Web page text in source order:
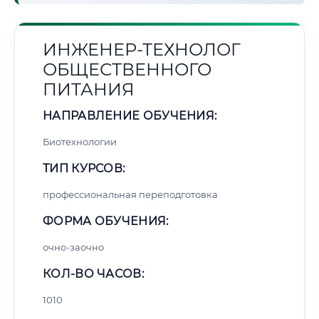
ИНЖЕНЕР-ТЕХНОЛОГ
ОБЩЕСТВЕННОГО
ПИТАНИЯ
НАПРАВЛЕНИЕ ОБУЧЕНИЯ:
Биотехнологии
ТИП КУРСОВ:
профессиональная переподготовка
ФОРМА ОБУЧЕНИЯ:
очно-заочно
КОЛ-ВО ЧАСОВ:
1010